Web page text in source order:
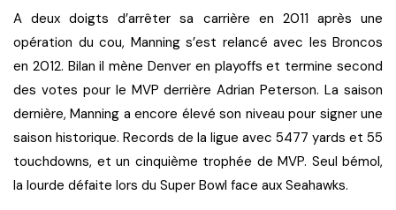
A deux doigts d’arrêter sa carrière en 2011 après une
opération du cou, Manning s’est relancé avec les Broncos
en 2012. Bilan il mène Denver en playoffs et termine second
des votes pour le MVP derrière Adrian Peterson. La saison
dernière, Manning a encore élevé son niveau pour signer une
saison historique. Records de la ligue avec 5477 yards et 55
touchdowns, et un cinquième trophée de MVP. Seul bémol,
la lourde défaite lors du Super Bowl face aux Seahawks.